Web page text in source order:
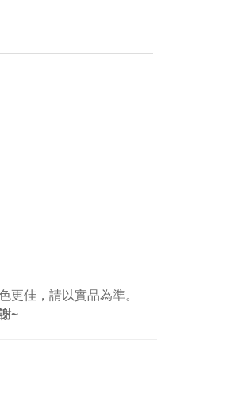
佳，請以實品為準。
~